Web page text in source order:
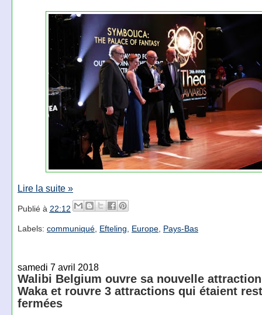
Lire la suite »
Publié à 22:12
Labels: communiqué, Efteling Europe, Pays-Bas
samedi 7 avril 2018
Walibi Belgium ouvre sa nouvelle
Waka et rouvre 3 attractions qui étaient
fermées